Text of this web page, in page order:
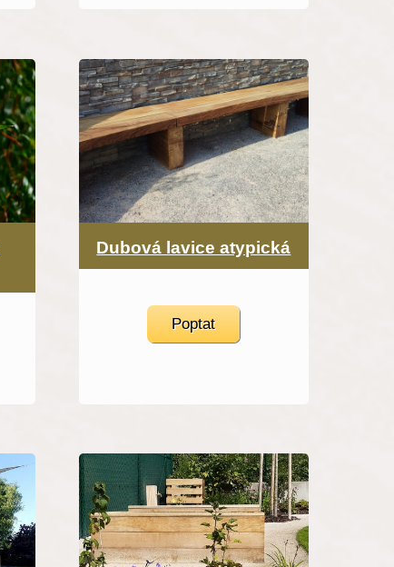
Dubová lavice atypická
Poptat